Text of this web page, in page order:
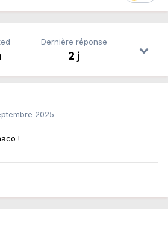
Dernière réponse
2 j
2025
!